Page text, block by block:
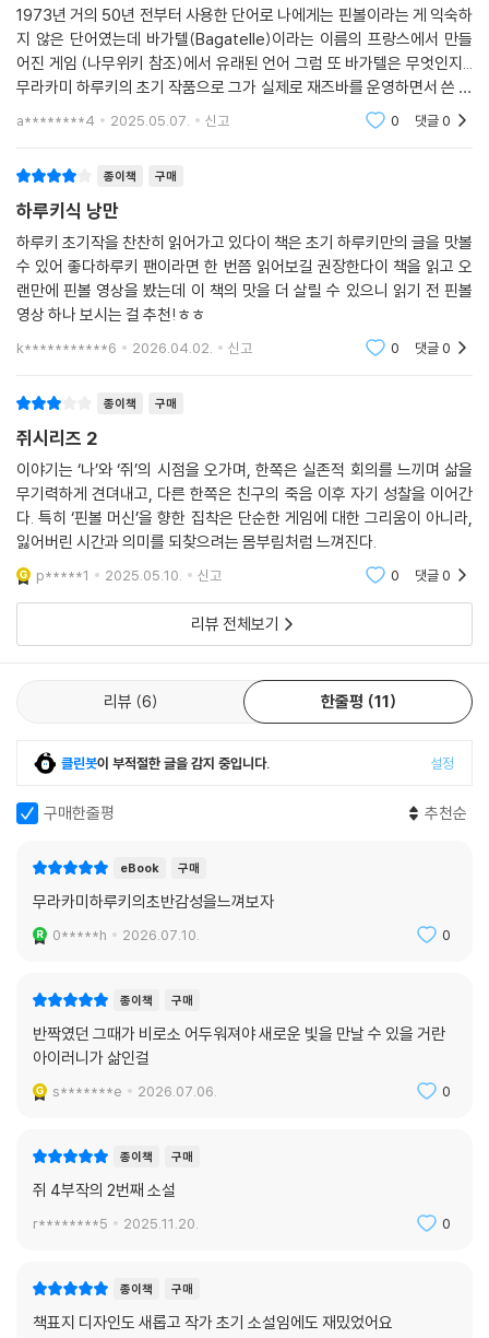
1973년 거의 50년 전부터 사용한 단어로 나에게는 핀볼이라는 게 익숙하
지 않은 단어였는데 바가텔(Bagatelle)이라는 이름의 프랑스에서 만들
어진 게임 (나무위키 참조)에서 유래된 언어 그럼 또 바가텔은 무엇인지...
무라카미 하루키의 초기 작품으로 그가 실제로 재즈바를 운영하면서 쓴 소
설로 자전적인 느낌이 잘 표현되어 있다.
a********4 2025.05.07. 신고 0 댓글0
종이책 구매
하루키식 낭만
하루키 초기작을 찬찬히 읽어가고 있다이 책은 초기 하루키만의 글을 맛볼
수 있어 좋다하루키 팬이라면 한 번쯤 읽어보길 권장한다이 책을 읽고 오
랜만에 핀볼 영상을 봤는데 이 책의 맛을 더 살릴 수 있으니 읽기 전 핀볼
영상 하나 보시는 걸 추천!ㅎㅎ
k***********6 2026.04.02. 신고 0 댓글0
종이책 구매
쥐시리즈 2
이야기는 ‘나’와 ‘쥐’의 시점을 오가며, 한쪽은 실존적 회의를 느끼며 삶을
무기력하게 견뎌내고, 다른 한쪽은 친구의 죽음 이후 자기 성찰을 이어간
다. 특히 ‘핀볼 머신’을 향한 집착은 단순한 게임에 대한 그리움이 아니라,
잃어버린 시간과 의미를 되찾으려는 몸부림처럼 느껴진다.
p*****1 2025.05.10. 신고 0 댓글0
리뷰 전체보기
리뷰 6 한줄평 11
클린봇이 부적절한 글을 감지 중입니다. 설정
구매한줄평 추천순
eBook 구매
무라카미하루키의초반감성을느껴보자
0*****h 2026.07.10. 0
종이책 구매
반짝였던 그때가 비로소 어두워져야 새로운 빛을 만날 수 있을 거란
아이러니가 삶인걸
s*******e 2026.07.06. 0
종이책 구매
쥐 4부작의 2번째 소설
r********5 2025.11.20. 0
종이책 구매
책표지 디자인도 새롭고 작가 초기 소설임에도 재밌었어요